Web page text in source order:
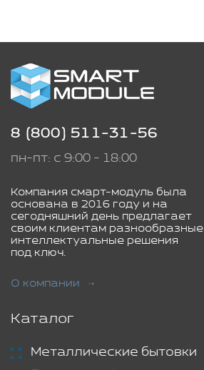
8 (800) 511-31-56
пн-пт: с 9:00 - 18:00
Компания смарт-модуль была
основана в 2016 году и на
сегодняшний день предлагает
своим клиентам разнообразные
интеллектуальные решения
под ключ.
О компании
Каталог
Металлические бытовки